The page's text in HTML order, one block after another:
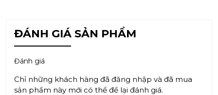
ĐÁNH GIÁ SẢN PHẨM
Đánh giá
Chỉ những khách hàng đã đăng nhập và đã mua
sản phẩm này mới có thể để lại đánh giá.